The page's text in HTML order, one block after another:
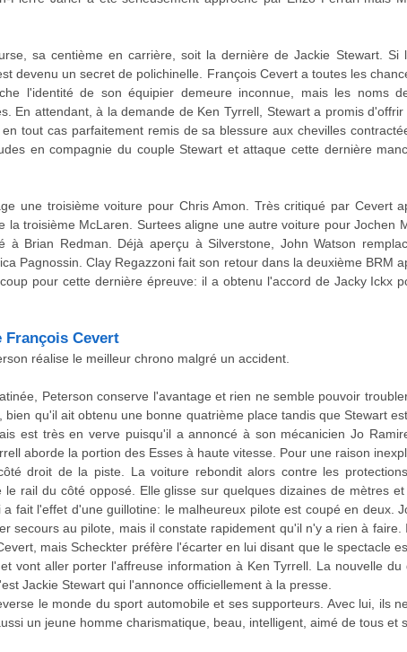
sa centième en carrière, soit la dernière de Jackie Stewart. Si
devenu un secret de polichinelle. François Cevert a toutes les
l'identité de son équipier demeure inconnue, mais les noms
En attendant, à la demande de Ken Tyrrell, Stewart a promis
tout cas parfaitement remis de sa blessure aux chevilles
en compagnie du couple Stewart et attaque cette dernière
une troisième voiture pour Chris Amon. Très critiqué par Cevert
la troisième McLaren. Surtees aligne une autre voiture pour Jochen
à Brian Redman. Déjà aperçu à Silverstone, John Watson
Pagnossin. Clay Regazzoni fait son retour dans la deuxième BRM
pour cette dernière épreuve: il a obtenu l'accord de Jacky Ickx
Cevert
réalise le meilleur chrono malgré un accident.
Peterson conserve l'avantage et rien ne semble pouvoir
qu'il ait obtenu une bonne quatrième place tandis que Stewart
est très en verve puisqu'il a annoncé à son mécanicien Jo
aborde la portion des Esses à haute vitesse. Pour une raison
droit de la piste. La voiture rebondit alors contre les
rail du côté opposé. Elle glisse sur quelques dizaines de mètres et
fait l'effet d'une guillotine: le malheureux pilote est coupé en deux.
secours au pilote, mais il constate rapidement qu'il n'y a rien à faire.
mais Scheckter préfère l'écarter en lui disant que le spectacle
vont aller porter l'affreuse information à Ken Tyrrell. La nouvelle
Jackie Stewart qui l'annonce officiellement à la presse.
le monde du sport automobile et ses supporteurs. Avec lui, ils
un jeune homme charismatique, beau, intelligent, aimé de tous et